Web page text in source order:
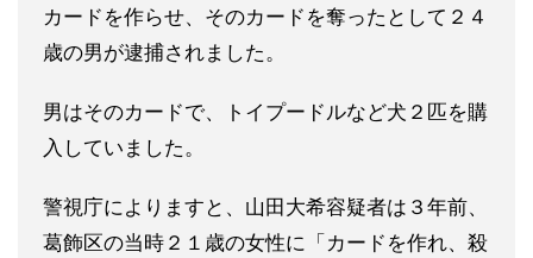
カードを作らせ、そのカードを奪ったとして２４
歳の男が逮捕されました。
男はそのカードで、トイプードルなど犬２匹を購
入していました。
警視庁によりますと、山田大希容疑者は３年前、
葛飾区の当時２１歳の女性に「カードを作れ、殺